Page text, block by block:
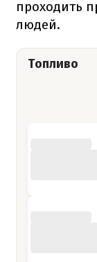
проходить
людей.
Топливо